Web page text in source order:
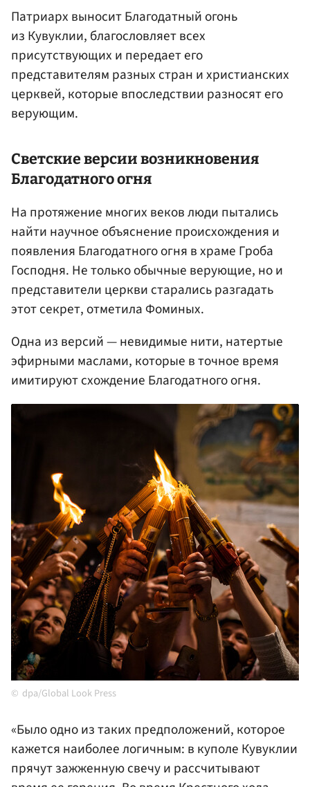
Патриарх выносит Благодатный огонь
из Кувуклии, благословляет всех
присутствующих и передает его
представителям разных стран и христианских
церквей, которые впоследствии разносят его
верующим.
Светские версии возникновения
Благодатного огня
На протяжение многих веков люди пытались
найти научное объяснение происхождения и
появления Благодатного огня в храме Гроба
Господня. Не только обычные верующие, но и
представители церкви старались разгадать
этот секрет, отметила Фоминых.
Одна из версий — невидимые нити, натертые
эфирными маслами, которые в точное время
имитируют схождение Благодатного огня.
dpa/Global Look Press
«Было одно из таких предположений, которое
кажется наиболее логичным: в куполе Кувуклии
прячут зажженную свечу и рассчитывают